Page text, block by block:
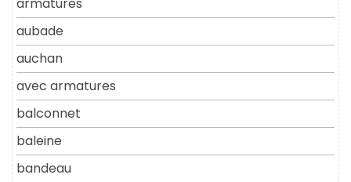
aubade
auchan
avec armatures
balconnet
baleine
bandeau